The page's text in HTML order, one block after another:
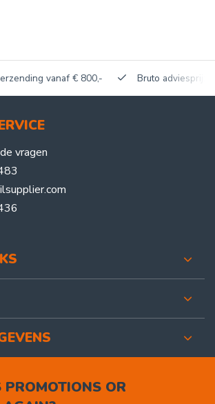
vanaf € 800,- Bruto adviesprijzen,
vragen
PROMOTIONS OR